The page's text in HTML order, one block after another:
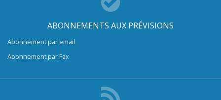
ABONNEMENTS AUX PRÉVISIONS
Abonnement par email
Abonnement par Fax